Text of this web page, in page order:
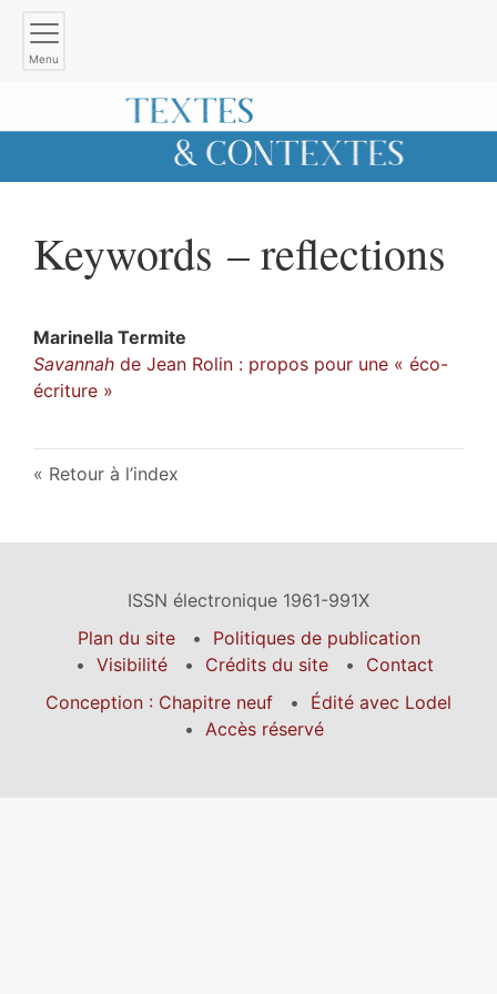
Menu
Keywords – reflections
Marinella Termite
Savannah de Jean Rolin : propos pour une « éco-
écriture »
Retour à l’index
ISSN électronique 1961-991X
Plan du site
Politiques de publication
Visibilité
Crédits du site
Contact
Conception : Chapitre neuf
Édité avec Lodel
Accès réservé